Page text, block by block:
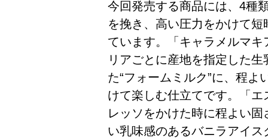
今回発売する商品には、4種
を挽き、高い圧力をかけて
ています。「キャラメルマ
リアごとに産地を指定した
た“フォームミルク”に、程
けて楽しむ仕立てです。「
レッソをかけた時に程よい
い乳味感のあるバニラアイ